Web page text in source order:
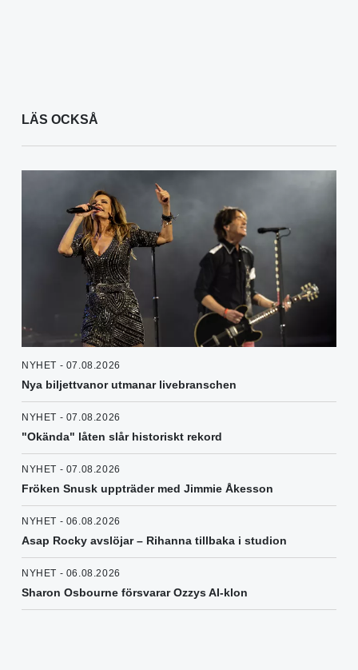
LÄS OCKSÅ
NYHET - 07.08.2026
Nya biljettvanor utmanar livebranschen
NYHET - 07.08.2026
"Okända" låten slår historiskt rekord
NYHET - 07.08.2026
Fröken Snusk uppträder med Jimmie Åkesson
NYHET - 06.08.2026
Asap Rocky avslöjar – Rihanna tillbaka i studion
NYHET - 06.08.2026
Sharon Osbourne försvarar Ozzys AI-klon